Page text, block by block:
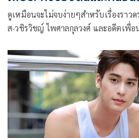
ดูเหมือนจะไม่จบง่ายๆสำหรับเรื่องราว
ส-วชิรวิชญ์ ไพศาลกุลวงศ์ และอดีตเพื่
ที่เป็นเรื่องราวในโลกออนไลน์